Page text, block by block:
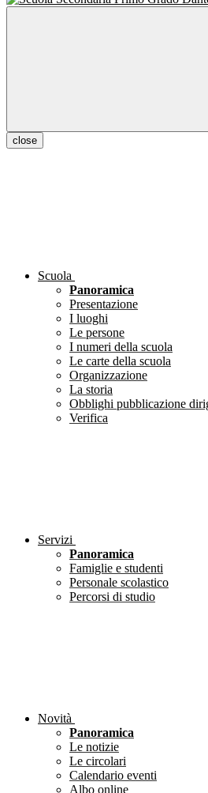
close
Scuola
Panoramica
Presentazione
I luoghi
Le persone
I numeri della scuola
Le carte della scuola
Organizzazione
La storia
Obblighi pubblicazione
Verifica
Servizi
Panoramica
Famiglie e studenti
Personale scolastico
Percorsi di studio
Novità
Panoramica
Le notizie
Le circolari
Calendario eventi
Albo online